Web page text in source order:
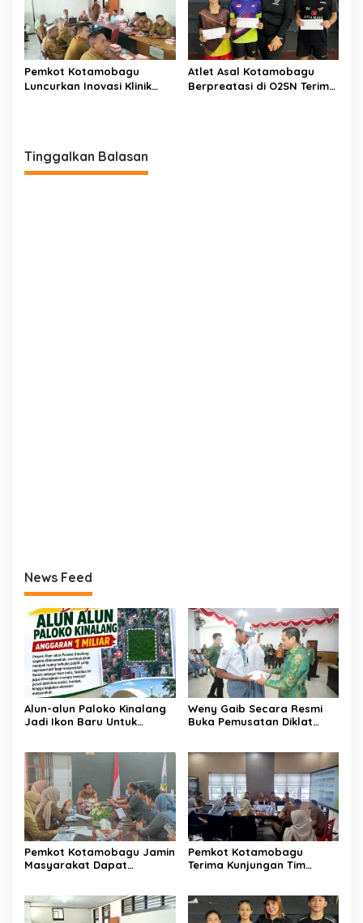
Pemkot Kotamobagu
Luncurkan Inovasi Klinik
Atlet Asal Kotamobagu
Berpreatasi di O2SN Terima
Tinggalkan Balasan
News Feed
Alun-alun Paloko Kinalang
Jadi Ikon Baru Untuk
Weny Gaib Secara Resmi
Buka Pemusatan Diklat
Pemkot Kotamobagu Jamin
Masyarakat Dapat
Pemkot Kotamobagu
Terima Kunjungan Tim